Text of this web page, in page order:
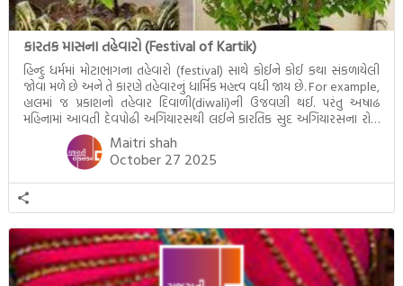
કારતક માસના તહેવારો (Festival of Kartik)
હિન્દુ ધર્મમાં મોટાભાગના તહેવારો (festival) સાથે કોઈને કોઈ કથા સંકળાયેલી
જોવા મળે છે અને તે કારણે તહેવારનું ધાર્મિક મહત્ત્વ વધી જાય છે. For example,
હાલમાં જ પ્રકાશનો તહેવાર દિવાળી(diwali)ની ઉજવણી થઈ. પરંતુ અષાઢ
મહિનામાં આવતી દેવપોઢી અગિયારસથી લઈને કારતિક સુદ અગિયારસના રોજ
આવતી દેવ ઊઠી અગિયારસ વચ્ચે મોટેભાગે યજ્ઞોપવીત સંસ્કાર, લગ્ન,
દીક્ષાગ્રહણ, યજ્ઞ, ગૃહપ્રવેશ જેવા […]
Maitri shah
October 27 2025